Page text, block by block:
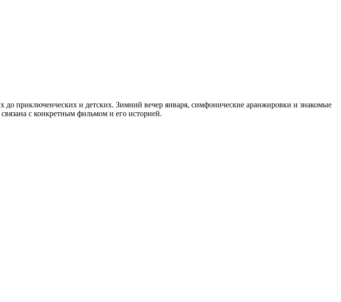
приключенческих и детских. Зимний вечер января, симфонические аранжировки и знакомые
с конкретным фильмом и его историей.